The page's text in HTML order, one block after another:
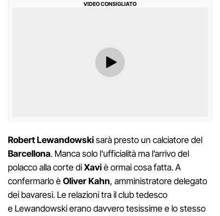
VIDEO CONSIGLIATO
Robert Lewandowskisarà presto un calciatore del
Barcellona. Manca solo l'ufficialità ma l’arrivo del
polacco alla corte diXaviè ormai cosa fatta. A
confermarlo èOliver Kahn, amministratore delegato
dei bavaresi. Le relazioni tra il club tedesco
e Lewandowski erano davvero tesissime e lo stesso